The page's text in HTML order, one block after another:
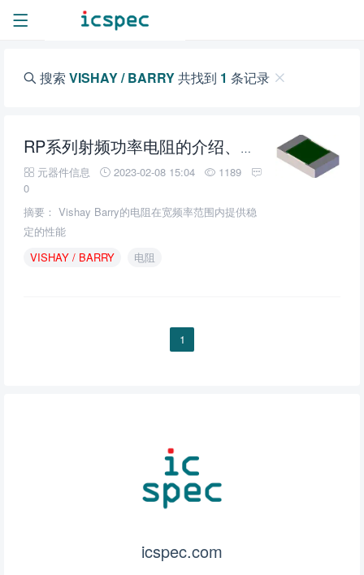
搜索 VISHAY / BARRY共找到 1 条记录
RP系列射频功率电阻的介绍、特性、及应用
元器件信息
2023-02-08 15:04
1189
0
摘要： Vishay Barry的电阻在宽频率范围内提供稳
定的性能
VISHAY / BARRY 电阻
1
icspec.com